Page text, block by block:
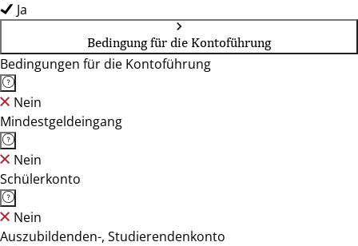
Ja
Bedingung für die Kontoführung
Bedingungen für die Kontoführung
Nein
Mindestgeldeingang
Nein
Schülerkonto
Nein
Auszubildenden-, Studierendenkonto